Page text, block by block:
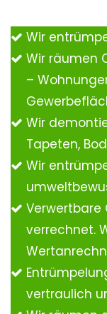
Wir
Wir räumen
–
Wir
Tapeten,
Wir
Verwertbare
verrechnet.
vertraulich